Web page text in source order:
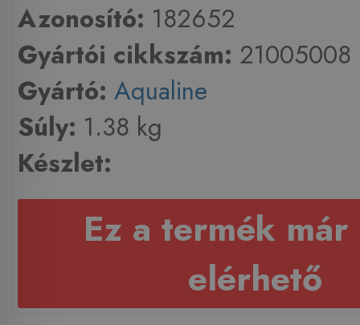
Azonosító: 182652
Gyártói cikkszám: 21005008
Gyártó: Aqualine
Súly: 1.38 kg
Készlet:
Ez a termék már
elérhető